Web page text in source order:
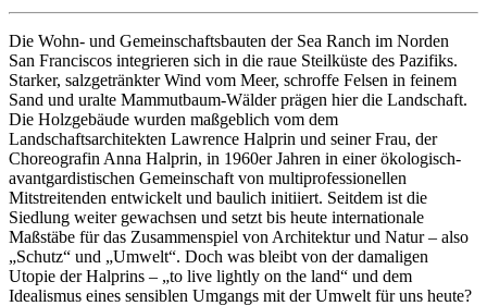
Die Wohn- und Gemeinschaftsbauten der Sea Ranch im Norden
San Franciscos integrieren sich in die raue Steilküste des Pazifiks.
Starker, salzgetränkter Wind vom Meer, schroffe Felsen in feinem
Sand und uralte Mammutbaum-Wälder prägen hier die Landschaft.
Die Holzgebäude wurden maßgeblich vom dem
Landschaftsarchitekten Lawrence Halprin und seiner Frau, der
Choreografin Anna Halprin, in 1960er Jahren in einer ökologisch-
avantgardistischen Gemeinschaft von multiprofessionellen
Mitstreitenden entwickelt und baulich initiiert. Seitdem ist die
Siedlung weiter gewachsen und setzt bis heute internationale
Maßstäbe für das Zusammenspiel von Architektur und Natur – also
„Schutz“ und „Umwelt“. Doch was bleibt von der damaligen
Utopie der Halprins – „to live lightly on the land“ und dem
Idealismus eines sensiblen Umgangs mit der Umwelt für uns heute?